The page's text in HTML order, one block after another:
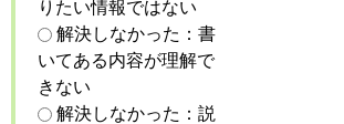
りたい情報ではない
解決しなかった：書
いてある内容が理解で
きない
解決しなかった：説